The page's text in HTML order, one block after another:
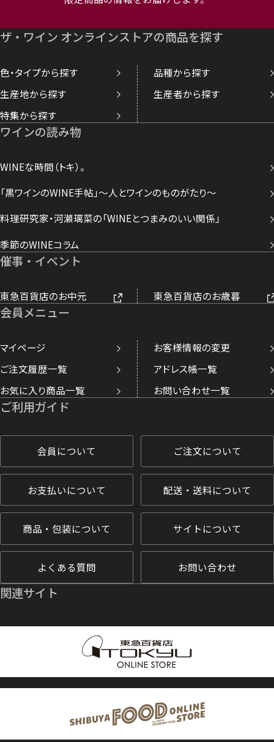
ザ・ワイン オンラインストアの商品を探す
色・タイプから探す
品種から探す
生産地から探す
生産者から探す
特集から探す
ワインの読み物
WINEな時間（トキ）。
「黒ワインのWINE手帖」～人とワインのものがたり～
料理研究家・河瀬璃菜の「WINEとつまみのいい関係」
季節のWINEコラム
催事・イベント
東急百貨店のお中元 東急百貨店のお歳暮
会員メニュー
マイページ
お客様情報の変更
ご注文履歴一覧
アドレス帳一覧
お気に入り商品一覧
お問い合わせ一覧
ご利用ガイド
会員について ご注文について
お支払いについて 配送・送料について
商品・包装について サイトについて
よくある質問 お問い合わせ
関連サイト